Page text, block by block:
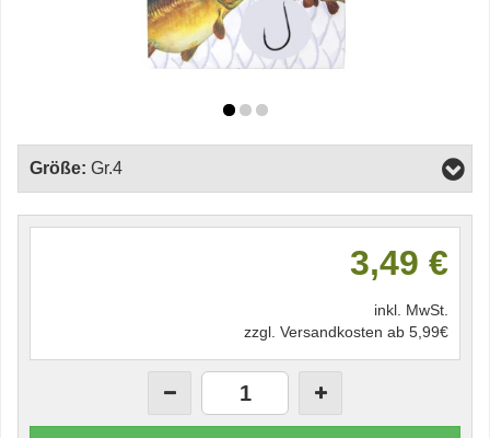
Größe: Gr.4
3,49 €
inkl. MwSt.
zzgl. Versandkosten ab 5,99€